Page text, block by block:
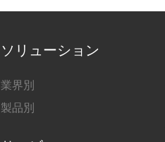
ソリューション
業界別
製品別